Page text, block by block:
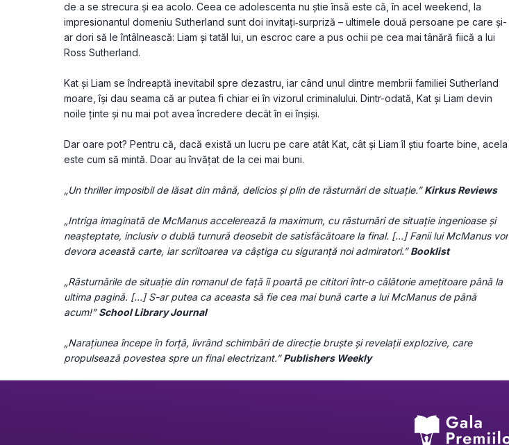
de a se strecura și ea acolo. Ceea ce adolescenta nu știe însă este că, în acel weekend, la
impresionantul domeniu Sutherland sunt doi invitaţi‑surpriză – ultimele două persoane pe care și-
ar dori să le întâlnească: Liam și tatăl lui, un escroc care a pus ochii pe cea mai tânără fiică a lui
Ross Sutherland.
Kat și Liam se îndreaptă inevitabil spre dezastru, iar când unul dintre membrii familiei Sutherland
moare, își dau seama că ar putea fi chiar ei în vizorul criminalului. Dintr-odată, Kat și Liam devin
noile ţinte și nu mai pot avea încredere decât în ei înșiși.
Dar oare pot? Pentru că, dacă există un lucru pe care atât Kat, cât și Liam îl știu foarte bine, acela
este cum să mintă. Doar au învăţat de la cei mai buni.
„Un thriller imposibil de lăsat din mână, delicios și plin de răsturnări de situaţie.” Kirkus Reviews
„Intriga imaginată de McManus accelerează la maximum, cu răsturnări de situaţie ingenioase și
neașteptate, inclusiv o dublă turnură deosebit de satisfăcătoare la final. […] Fanii lui McManus vor
devora această carte, iar scriitoarea va câștiga cu siguranţă noi admiratori.” Booklist
„Răsturnările de situație din romanul de față îi poartă pe cititori într-o călătorie amețitoare până la
ultima pagină. […] S-ar putea ca aceasta să fie cea mai bună carte a lui McManus de până
acum!” School Library Journal
„Narațiunea începe în forță, livrând schimbări de direcție bruște și revelații explozive, care
propulsează povestea spre un final electrizant.” Publishers Weekly